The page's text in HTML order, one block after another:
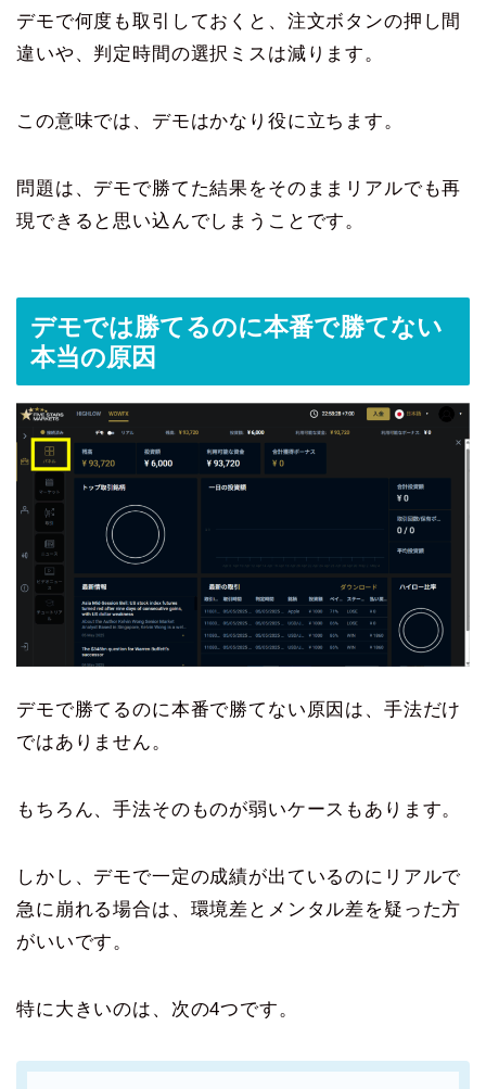
デモで何度も取引しておくと、注文ボタンの押し間
違いや、判定時間の選択ミスは減ります。
この意味では、デモはかなり役に立ちます。
問題は、デモで勝てた結果をそのままリアルでも再
現できると思い込んでしまうことです。
デモでは勝てるのに本番で勝てない
本当の原因
デモで勝てるのに本番で勝てない原因は、手法だけ
ではありません。
もちろん、手法そのものが弱いケースもあります。
しかし、デモで一定の成績が出ているのにリアルで
急に崩れる場合は、環境差とメンタル差を疑った方
がいいです。
特に大きいのは、次の4つです。